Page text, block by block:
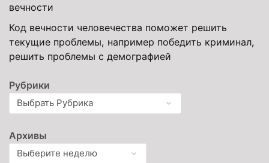
вечности
Код вечности человечества поможет решить
текущие проблемы, например победить криминал,
решить проблемы с демографией
Рубрики
Архивы